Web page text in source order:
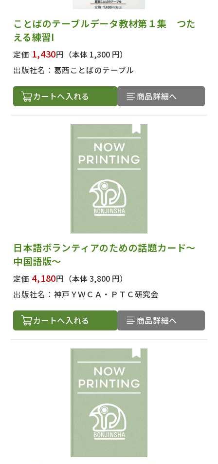
出版社名で絞り込む
絞り込む
ことばのテーブルデータ教材第１集 つた
える練習Ⅰ
定価 1,430円 （本体 1,300 円）
出版社名： 葛西ことばのテーブル
カートへ入れる 商品詳細へ
日本語ボランティアのための話題カード～
中国語版～
定価 4,180円 （本体 3,800 円）
出版社名： 神戸ＹＷＣＡ・ＰＴＣ研究会
カートへ入れる 商品詳細へ